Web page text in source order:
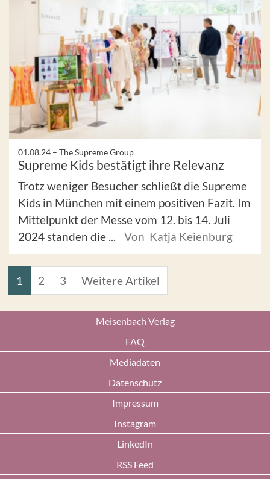
01.08.24 – The Supreme Group
Supreme Kids bestätigt ihre Relevanz
Trotz weniger Besucher schließt die Supreme
Kids in München mit einem positiven Fazit. Im
Mittelpunkt der Messe vom 12. bis 14. Juli
2024 standen die ...
Von Katja Keienburg
1 2 3 Weitere Artikel
Meisenbach Verlag
FAQ
Mediadaten
Datenschutz
Impressum
Instagram
LinkedIn
RSS Feed